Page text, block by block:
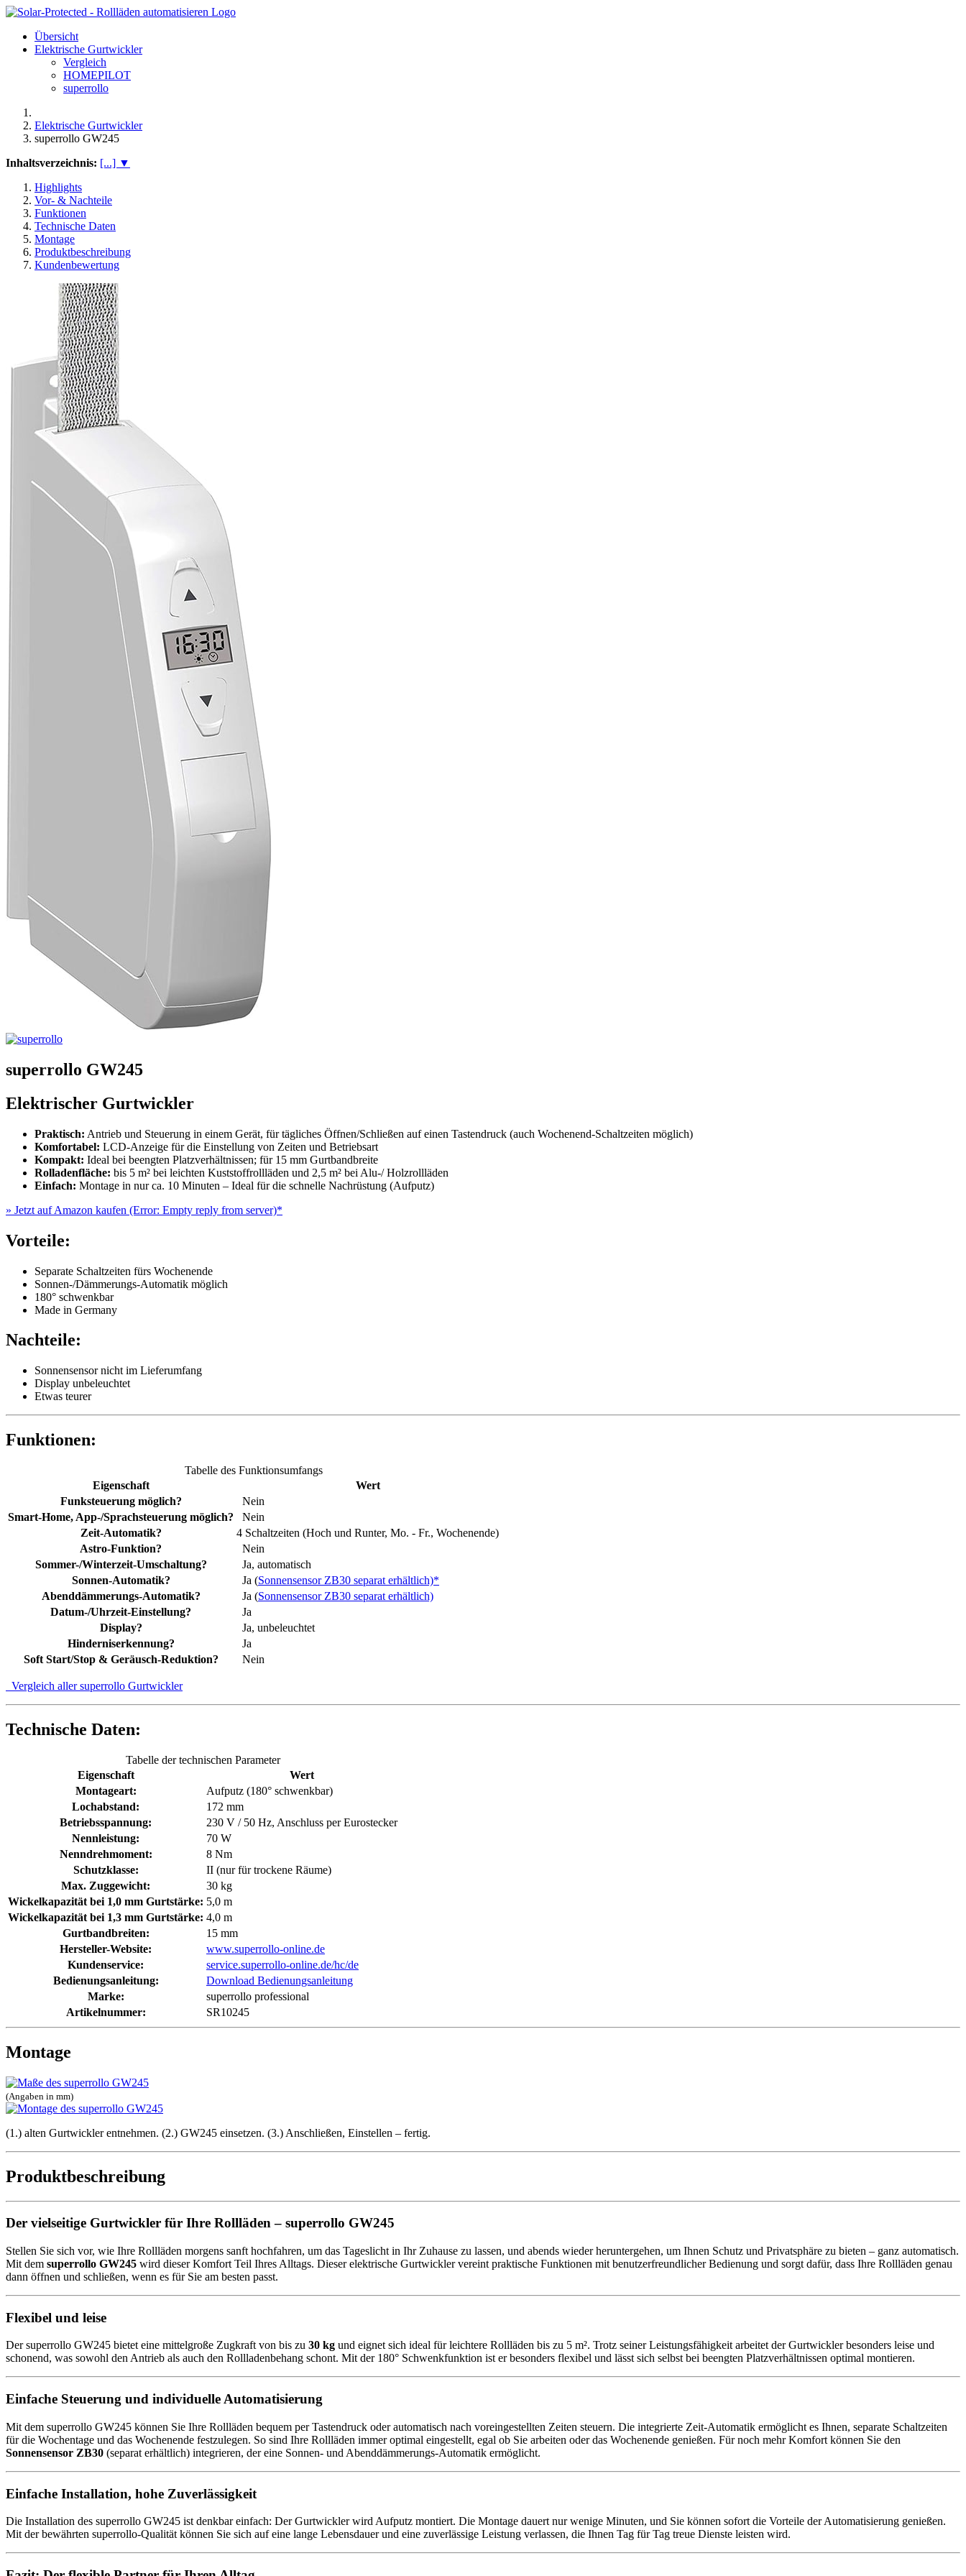
Übersicht
Elektrische Gurtwickler
Vergleich
HOMEPILOT
superrollo
Elektrische Gurtwickler
superrollo GW245
Inhaltsverzeichnis: [...] ▼
Highlights
Vor- & Nachteile
Funktionen
Technische Daten
Montage
Produktbeschreibung
Kundenbewertung
superrollo GW245
Elektrischer Gurtwickler
Praktisch: Antrieb und Steuerung in einem Gerät, für tägliches Öffnen/Schließen auf einen Tastendruck (auch Wochenend-Schaltzeiten möglich)
Komfortabel: LCD-Anzeige für die Einstellung von Zeiten und Betriebsart
Kompakt: Ideal bei beengten Platzverhältnissen; für 15 mm Gurtbandbreite
Rolladenfläche: bis 5 m² bei leichten Kuststoffrollläden und 2,5 m² bei Alu-/ Holzrollläden
Einfach: Montage in nur ca. 10 Minuten – Ideal für die schnelle Nachrüstung (Aufputz)
» Jetzt auf Amazon kaufen (Error: Empty reply from server)*
Vorteile:
Separate Schaltzeiten fürs Wochenende
Sonnen-/Dämmerungs-Automatik möglich
180° schwenkbar
Made in Germany
Nachteile:
Sonnensensor nicht im Lieferumfang
Display unbeleuchtet
Etwas teurer
Funktionen:
Tabelle des Funktionsumfangs
Eigenschaft
Wert
Funksteuerung möglich?
Nein
Smart-Home, App-/Sprachsteuerung möglich?
Nein
Zeit-Automatik?
4 Schaltzeiten (Hoch und Runter, Mo. - Fr., Wochenende)
Astro-Funktion?
Nein
Sommer-/Winterzeit-Umschaltung?
Ja, automatisch
Sonnen-Automatik?
Ja (Sonnensensor ZB30 separat erhältlich)*
Abenddämmerungs-Automatik?
Ja (Sonnensensor ZB30 separat erhältlich)
Datum-/Uhrzeit-Einstellung?
Ja
Display?
Ja, unbeleuchtet
Hinderniserkennung?
Ja
Soft Start/Stop & Geräusch-Reduktion?
Nein
Vergleich aller superrollo Gurtwickler
Technische Daten:
Tabelle der technischen Parameter
Eigenschaft
Wert
Montageart:
Aufputz (180° schwenkbar)
Lochabstand:
172 mm
Betriebsspannung:
230 V / 50 Hz, Anschluss per Eurostecker
Nennleistung:
70 W
Nenndrehmoment:
8 Nm
Schutzklasse:
II (nur für trockene Räume)
Max. Zuggewicht:
30 kg
Wickelkapazität bei 1,0 mm Gurtstärke: 5,0 m
Wickelkapazität bei 1,3 mm Gurtstärke: 4,0 m
Gurtbandbreiten:
15 mm
Hersteller-Website:
www.superrollo-online.de
Kundenservice:
service.superrollo-online.de/hc/de
Bedienungsanleitung:
Download Bedienungsanleitung
Marke:
superrollo professional
Artikelnummer:
SR10245
Montage
(Angaben in mm)
(1.) alten Gurtwickler entnehmen. (2.) GW245 einsetzen. (3.) Anschließen, Einstellen – fertig.
Produktbeschreibung
Der vielseitige Gurtwickler für Ihre Rollläden – superrollo GW245
Stellen Sie sich vor, wie Ihre Rollläden morgens sanft hochfahren, um das Tageslicht in Ihr Zuhause zu lassen, und abends wieder heruntergehen, um Ihnen Schutz und Privatsphäre zu bieten – ganz automatisch.
Mit dem superrollo GW245 wird dieser Komfort Teil Ihres Alltags. Dieser elektrische Gurtwickler vereint praktische Funktionen mit benutzerfreundlicher Bedienung und sorgt dafür, dass Ihre Rollläden genau
dann öffnen und schließen, wenn es für Sie am besten passt.
Flexibel und leise
Der superrollo GW245 bietet eine mittelgroße Zugkraft von bis zu 30 kg und eignet sich ideal für leichtere Rollläden bis zu 5 m². Trotz seiner Leistungsfähigkeit arbeitet der Gurtwickler besonders leise und
schonend, was sowohl den Antrieb als auch den Rollladenbehang schont. Mit der 180° Schwenkfunktion ist er besonders flexibel und lässt sich selbst bei beengten Platzverhältnissen optimal montieren.
Einfache Steuerung und individuelle Automatisierung
Mit dem superrollo GW245 können Sie Ihre Rollläden bequem per Tastendruck oder automatisch nach voreingestellten Zeiten steuern. Die integrierte Zeit-Automatik ermöglicht es Ihnen, separate Schaltzeiten
für die Wochentage und das Wochenende festzulegen. So sind Ihre Rollläden immer optimal eingestellt, egal ob Sie arbeiten oder das Wochenende genießen. Für noch mehr Komfort können Sie den
Sonnensensor ZB30 (separat erhältlich) integrieren, der eine Sonnen- und Abenddämmerungs-Automatik ermöglicht.
Einfache Installation, hohe Zuverlässigkeit
Die Installation des superrollo GW245 ist denkbar einfach: Der Gurtwickler wird Aufputz montiert. Die Montage dauert nur wenige Minuten, und Sie können sofort die Vorteile der Automatisierung genießen.
Mit der bewährten superrollo-Qualität können Sie sich auf eine lange Lebensdauer und eine zuverlässige Leistung verlassen, die Ihnen Tag für Tag treue Dienste leisten wird.